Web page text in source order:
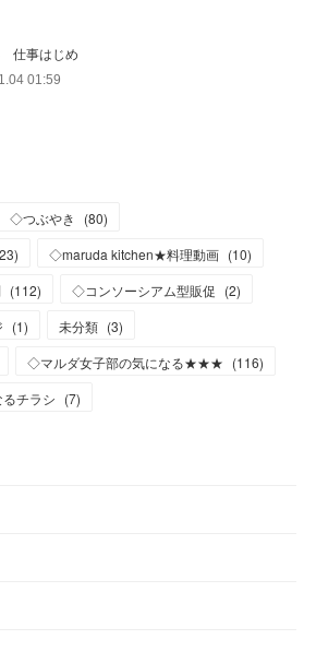
仕事はじめ
01:59
◇つぶやき (80)
23) ◇maruda kitchen★料理動画 (10)
(112) ◇コンソーシアム型販促 (2)
(1) 未分類 (3)
◇マルダ女子部の気になる★★★ (116)
チラシ (7)